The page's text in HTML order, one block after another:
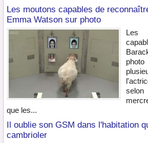
Les moutons capables de
Emma Watson sur photo
Les
selon
que les...
Il oublie son GSM dans l'habitation
cambrioler